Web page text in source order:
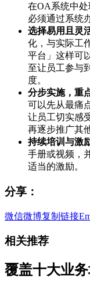
在OA系统中
必须通过系统
选择易用且灵
化，与实际工
平台」这样可
至让员工参与
度。
分步实施，重
可以先从最痛
让员工切实感
再逐步推广其
持续培训与激
手册或视频，
适当的激励。
分享：
微信微博复制链接
相关推荐
覆盖十大业